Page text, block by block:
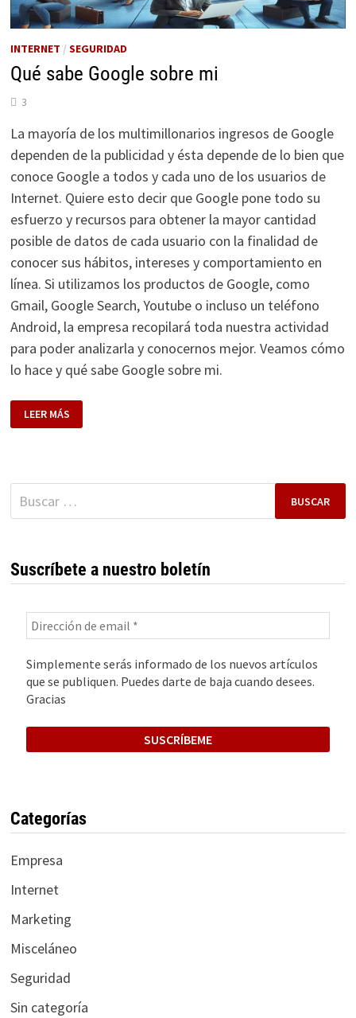
INTERNET / SEGURIDAD
Qué sabe Google sobre mi
3
La mayoría de los multimillonarios ingresos de Google
dependen de la publicidad y ésta depende de lo bien que
conoce Google a todos y cada uno de los usuarios de
Internet. Quiere esto decir que Google pone todo su
esfuerzo y recursos para obtener la mayor cantidad
posible de datos de cada usuario con la finalidad de
conocer sus hábitos, intereses y comportamiento en
línea. Si utilizamos los productos de Google, como
Gmail, Google Search, Youtube o incluso un teléfono
Android, la empresa recopilará toda nuestra actividad
para poder analizarla y conocernos mejor. Veamos cómo
lo hace y qué sabe Google sobre mi.
SABE
GOOGLE
LEER MÁS
Buscar:
Suscríbete a nuestro boletín
Simplemente serás informado de los nuevos artículos
que se publiquen. Puedes darte de baja cuando desees.
Gracias
Categorías
Empresa
Internet
Marketing
Misceláneo
Seguridad
Sin categoría